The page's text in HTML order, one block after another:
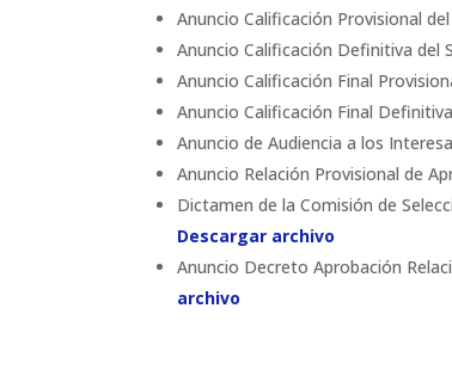
Anuncio Calificación Provisional
Anuncio Calificación Definitiva del
Anuncio Calificación Final
Anuncio Calificación Final
Anuncio de Audiencia a los
Anuncio Relación Provisional de
Dictamen de la Comisión de
Descargar archivo
Anuncio Decreto Aprobación
archivo